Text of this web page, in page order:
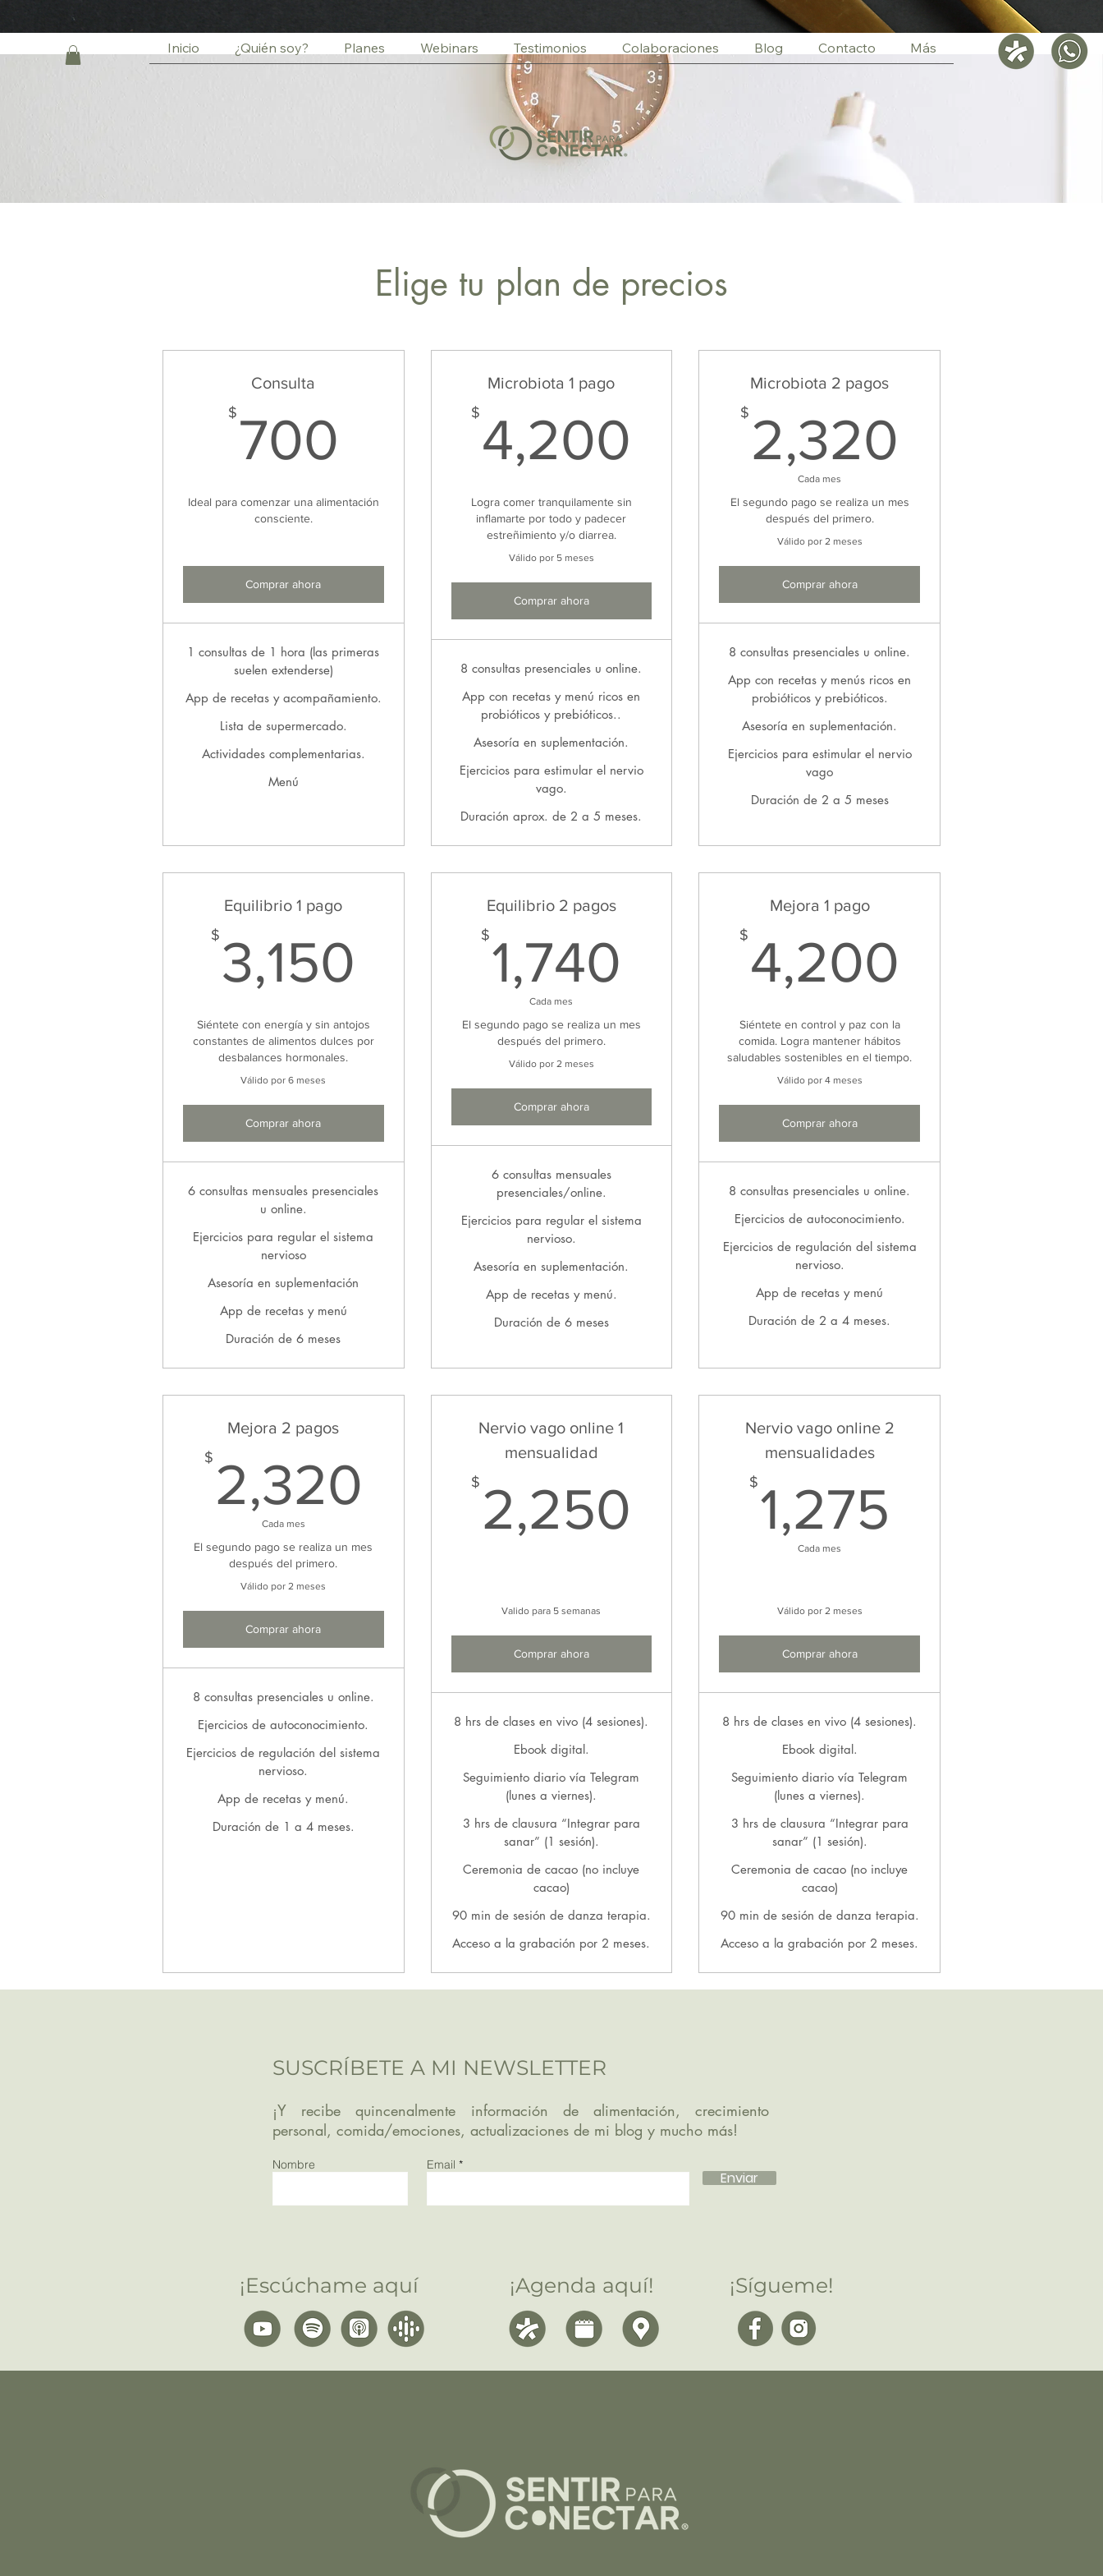
Inicio ¿Quién soy? Planes Webinars Testimonios Colaboraciones Blog Contacto Más
Elige tu plan de precios
Consulta
$ 700 700$
Ideal para comenzar una alimentación
consciente.
Comprar ahora
1 consultas de 1 hora (las primeras
suelen extenderse)
App de recetas y acompañamiento.
Lista de supermercado.
Actividades complementarias.
Menú
Microbiota 1 pago
$ 4,200 4,200$
Logra comer tranquilamente sin
inflamarte por todo y padecer
estreñimiento y/o diarrea.
Válido por 5 meses
Comprar ahora
8 consultas presenciales u online.
App con recetas y menú ricos en
probióticos y prebióticos..
Asesoría en suplementación.
Ejercicios para estimular el nervio
vago.
Duración aprox. de 2 a 5 meses.
Microbiota 2 pagos
$ 2,320
Cada mes
El segundo pago se realiza un mes
después del primero.
Válido por 2 meses
Comprar ahora
8 consultas presenciales u online.
App con recetas y menús ricos en
probióticos y prebióticos.
Asesoría en suplementación.
Ejercicios para estimular el nervio
vago
Duración de 2 a 5 meses
Equilibrio 1 pago
$ 3,150 3,150$
Siéntete con energía y sin antojos
constantes de alimentos dulces por
desbalances hormonales.
Válido por 6 meses
Comprar ahora
6 consultas mensuales presenciales
u online.
Ejercicios para regular el sistema
nervioso
Asesoría en suplementación
App de recetas y menú
Duración de 6 meses
Equilibrio 2 pagos
$ 1,740 1,740$
Cada mes
El segundo pago se realiza un mes
después del primero.
Válido por 2 meses
Comprar ahora
6 consultas mensuales
presenciales/online.
Ejercicios para regular el sistema
nervioso.
Asesoría en suplementación.
App de recetas y menú.
Duración de 6 meses
Mejora 1 pago
$ 4,200
Siéntete en control y paz con la
comida. Logra mantener hábitos
saludables sostenibles en el tiempo.
Válido por 4 meses
Comprar ahora
8 consultas presenciales u online.
Ejercicios de autoconocimiento.
Ejercicios de regulación del sistema
nervioso.
App de recetas y menú
Duración de 2 a 4 meses.
Mejora 2 pagos
$ 2,320 2,320$
Cada mes
El segundo pago se realiza un mes
después del primero.
Válido por 2 meses
Comprar ahora
8 consultas presenciales u online.
Ejercicios de autoconocimiento.
Ejercicios de regulación del sistema
nervioso.
App de recetas y menú.
Duración de 1 a 4 meses.
Nervio vago online 1
mensualidad
$ 2,250 2,250$
Valido para 5 semanas
Comprar ahora
8 hrs de clases en vivo (4 sesiones).
Ebook digital.
Seguimiento diario vía Telegram
(lunes a viernes).
3 hrs de clausura “Integrar para
sanar” (1 sesión).
Ceremonia de cacao (no incluye
cacao)
90 min de sesión de danza terapia.
Acceso a la grabación por 2 meses.
Nervio vago online 2
mensualidades
$ 1,275
Cada mes
Válido por 2 meses
Comprar ahora
8 hrs de clases en vivo (4 sesiones).
Ebook digital.
Seguimiento diario vía Telegram
(lunes a viernes).
3 hrs de clausura “Integrar para
sanar” (1 sesión).
Ceremonia de cacao (no incluye
cacao)
90 min de sesión de danza terapia.
Acceso a la grabación por 2 meses.
SUSCRÍBETE A MI NEWSLETTER
¡Y recibe quincenalmente información de alimentación, crecimiento
personal, comida/emociones, actualizaciones de mi blog y mucho más!
Nombre Email
Enviar
¡Escúchame aquí ¡Agenda aquí! ¡Sígueme!